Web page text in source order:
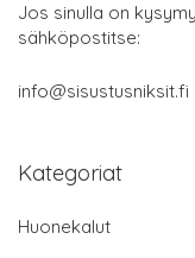
Jos sinulla on
sähköpostitse:
info@sisustusniksit.fi
Kategoriat
Huonekalut